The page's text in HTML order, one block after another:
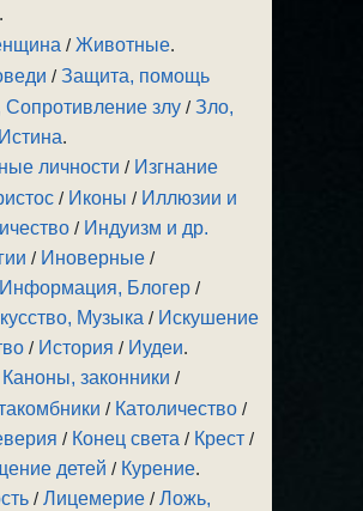
.
/Животные.
/Защита, помощь
злу /Зло,
.
личности / Изгнание
/ Иконы / Иллюзии и
/ Индуизм и др.
/ Иноверные /
Информация, Блогер /
Музыка / Искушение
/ История / Иудеи.
Каноны, законники /
/ Католичество /
/ Конец света / Крест /
детей / Курение.
/Лицемерие /Ложь,